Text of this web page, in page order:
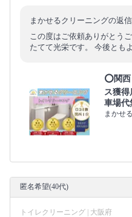
まかせるクリーニングの返信
この度はご依頼ありがとう
たてて光栄です。 今後とも
⭕関
ス獲
車場代
まかせ
匿名希望(40代)
トイレクリーニング | 大阪府